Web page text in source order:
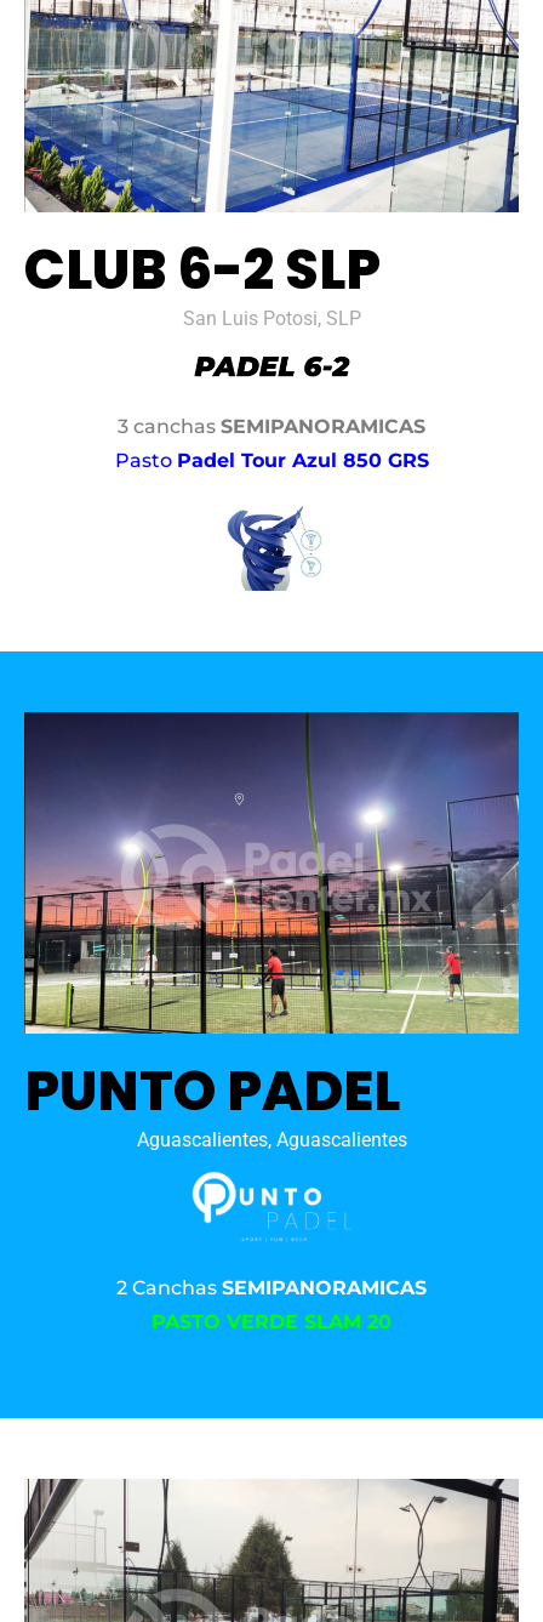
CLUB 6-2 SLP
San Luis Potosi, SLP
3 canchas SEMIPANORAMICAS
Pasto Padel Tour Azul 850 GRS
PUNTO PADEL
Aguascalientes, Aguascalientes
2 Canchas SEMIPANORAMICAS
PASTO VERDE SLAM 20